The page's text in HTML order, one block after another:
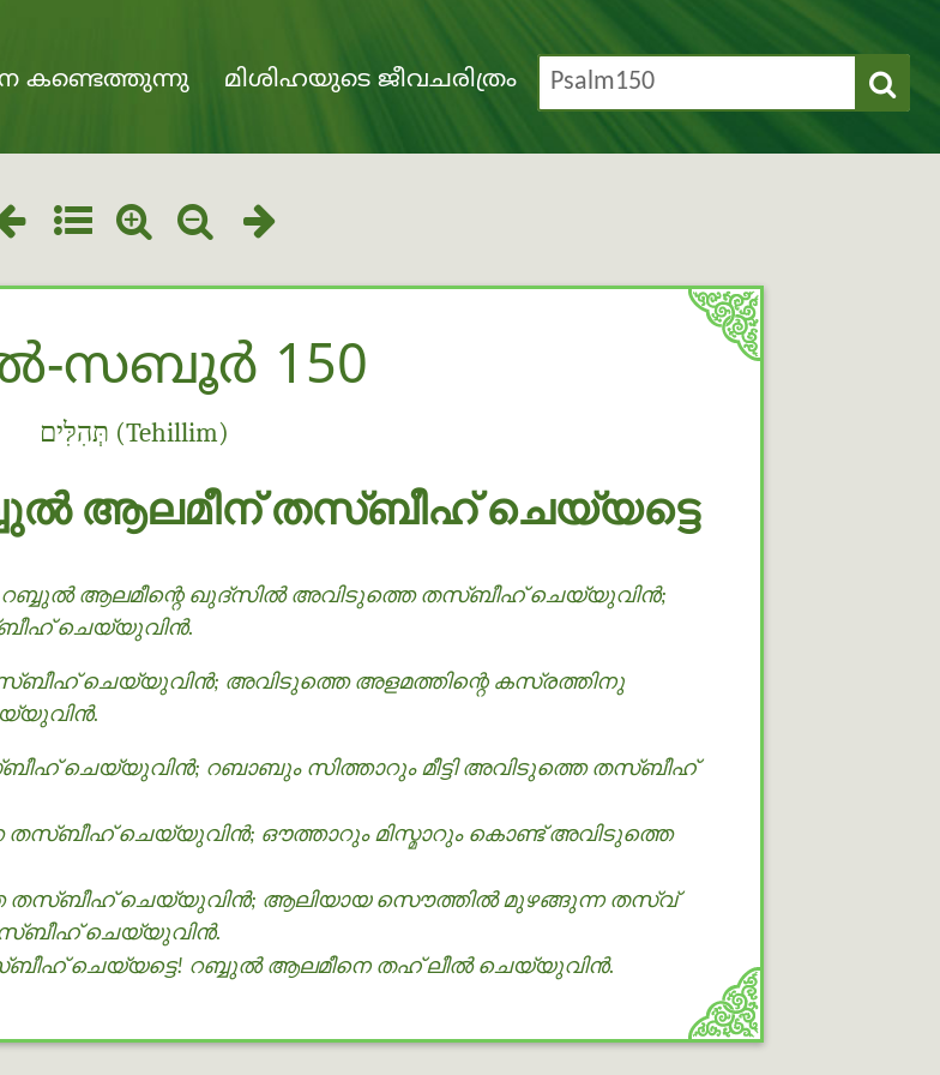
കണ്ടെത്തുന്നു മിശിഹയുടെ ജീവചരിത്രം
സബൂർ 150
תְּהִלִּים (Tehillim)
ആലമീന് തസ്ബീഹ് ചെയ്യട്ടെ
ആലമീന്റെ ഖുദ്സിൽ അവിടുത്തെ തസ്ബീഹ് ചെയ്യുവിന്‍;
ചെയ്യുവിന്‍.
ചെയ്യുവിന്‍; അവിടുത്തെ അളമത്തിന്റെ കസ്രത്തിനു
ചെയ്യുവിന്‍; റബാബും സിത്താറും മീട്ടി അവിടുത്തെ തസ്ബീഹ്
ചെയ്യുവിന്‍; ഔത്താറും മിസ്മാറും കൊണ്ട് അവിടുത്തെ
ചെയ്യുവിന്‍; ആലിയായ സൌത്തില്‍ മുഴങ്ങുന്ന തസ്വ്
ചെയ്യുവിന്‍.
ചെയ്യട്ടെ! റബ്ബുൽ ആലമീനെ തഹ് ലീൽ ചെയ്യുവിന്‍.